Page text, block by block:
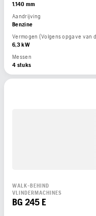
1.140 mm
Aandrijving
Benzine
6,3 kW
Messen
4 stuks
WALK-BEHIND
VLINDERMACHINES
BG 245 E